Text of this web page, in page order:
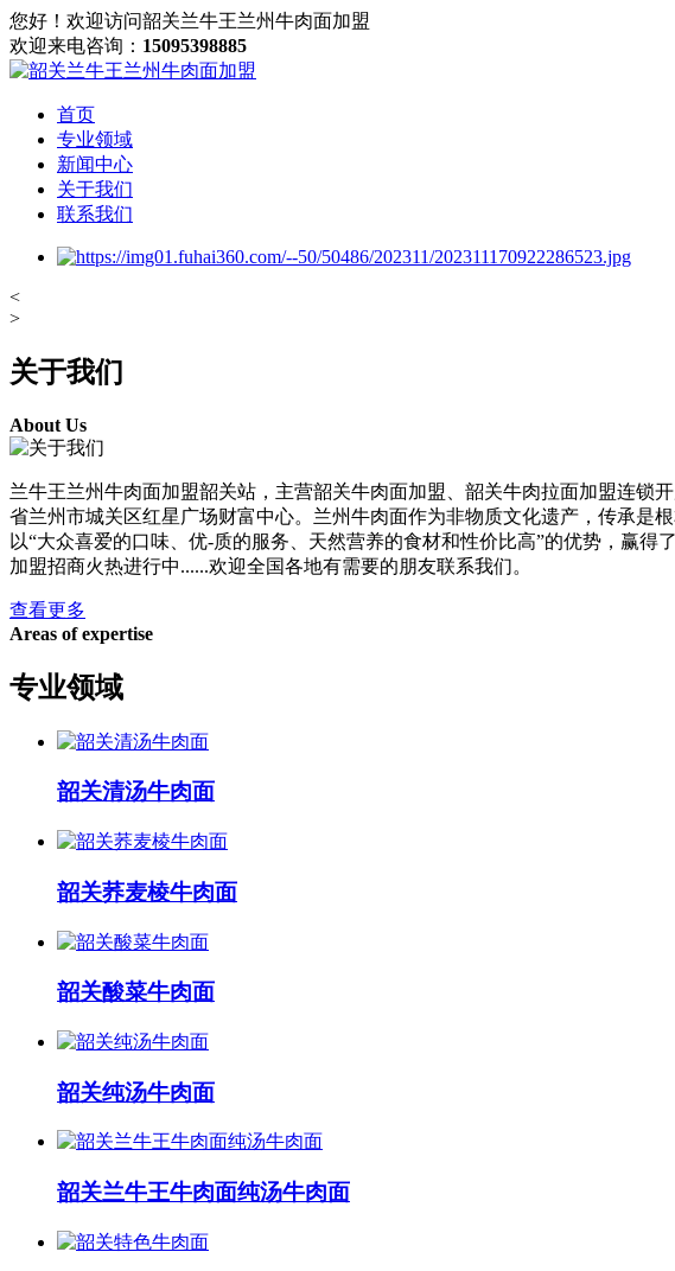
您好！欢迎访问韶关兰牛王兰州牛肉面加盟
欢迎来电咨询： 15095398885
首页
专业领域
新闻中心
关于我们
联系我们
<
>
关于我们
About Us
兰牛王兰州牛肉面加盟韶关站，主营韶关牛肉面加盟、韶关牛肉拉面加盟连锁
省兰州市城关区红星广场财富中心。兰州牛肉面作为非物质文化遗产，传承是
以“大众喜爱的口味、优-质的服务、天然营养的食材和性价比高”的优势，赢
加盟招商火热进行中......欢迎全国各地有需要的朋友联系我们。
查看更多
Areas of expertise
专业领域
韶关清汤牛肉面
韶关荞麦棱牛肉面
韶关酸菜牛肉面
韶关纯汤牛肉面
韶关兰牛王牛肉面纯汤牛肉面